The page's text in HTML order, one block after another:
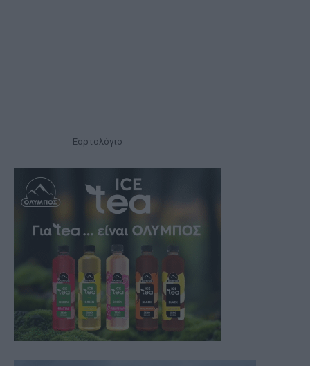
Εορτολόγιο